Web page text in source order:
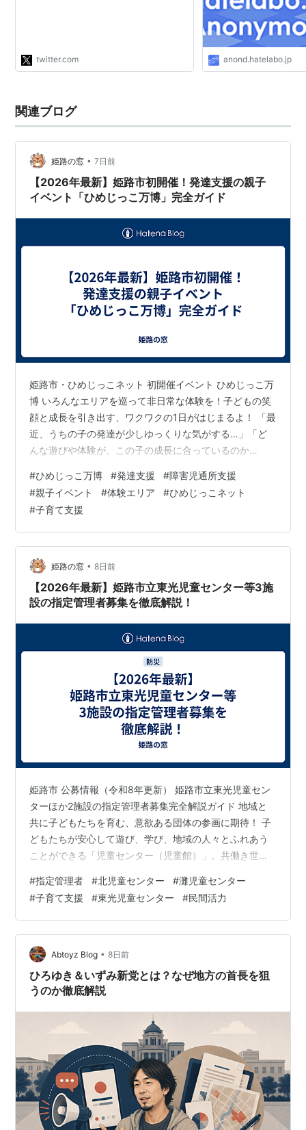
twitter.com anond.hatelabo.jp
関連ブログ
姫路の窓 • 7日前
【2026年最新】姫路市初開催！発達支援の親子
イベント「ひめじっこ万博」完全ガイド
姫路市・ひめじっこネット 初開催イベント ひめじっこ万
博 いろんなエリアを巡って非日常な体験を！子どもの笑
顔と成長を引き出す、ワクワクの1日がはじまるよ！ 「最
近、うちの子の発達が少しゆっくりな気がする…」「ど
んな遊びや体験が、この子の成長に合っているのか
て悩んだり、もっと良い環境を整えてあげたいと考えた
りすることは誰にでもありますよね。そんな発達支援に
関心のある保護者の皆様や子育て世代のファミリーに、
ぜひご参加いただきたい大注目のイベントが姫路市で初
めて開催されます！ それが、令和8年（2026年）9月19
日（土）に姫路市総合福祉会館で開催さ…
#ひめじっこ万博 #発達支援 #障害児通所支援
#親子イベント #体験エリア #ひめじっこネット
#子育て支援
姫路の窓 • 8日前
【2026年最新】姫路市立東光児童センター等3施
設の指定管理者募集を徹底解説！
姫路市 公募情報（令和8年更新） 姫路市立東光児童セン
ターほか2施設の指定管理者募集完全解説ガイド 地域と
共に子どもたちを育む、意欲ある団体の参画に期待！ 子
どもたちが安心して遊び、学び、地域の人々とふれあう
ことができる「児童センター（児童館）」。共働き世帯
成をサポートし、保護者の子育て不安を軽減するための
重要な地域拠点として、その役割は年々高まっていま
す。 兵庫県姫路市では、平成18年より児童センターの運
営において、民間事業者のノウハウや活力を導入する
**「指定管理者制度」**を採用しています。そして今
回、令和9年3月31日をもって現在の指定…
#指定管理者 #北児童センター #灘児童センター
#子育て支援 #東光児童センター #民間活力
Abtoyz Blog • 8日前
ひろゆき＆いずみ新党とは？なぜ地方の首長を狙
うのか徹底解説